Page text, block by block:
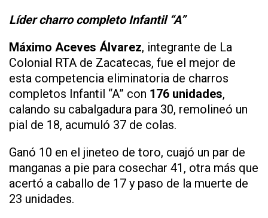
Líder charro completo Infantil “A”
Máximo Aceves Álvarez, integrante de La
Colonial RTA de Zacatecas, fue el mejor de
esta competencia eliminatoria de charros
completos Infantil “A” con 176 unidades,
calando su cabalgadura para 30, remolineó un
pial de 18, acumuló 37 de colas.
Ganó 10 en el jineteo de toro, cuajó un par de
manganas a pie para cosechar 41, otra más que
acertó a caballo de 17 y paso de la muerte de
23 unidades.